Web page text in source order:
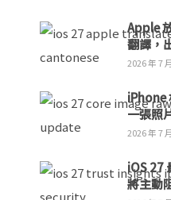
Apple
翻譯，
2026 年 7
iPhone
一張照
2026 年 7
iOS 27
將主動